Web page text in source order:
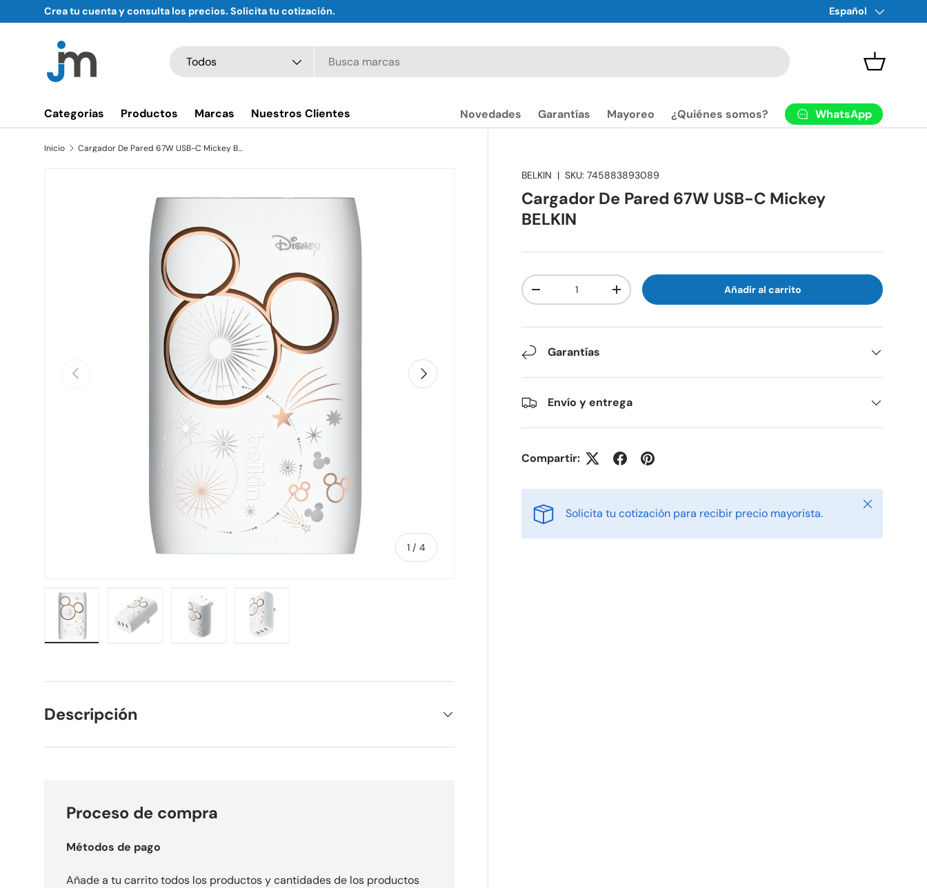
Ir al contenido
Crea tu cuenta y consulta los precios. Solicita tu cotización. Idioma
Español
Buscar
Tipo de producto
Todos Cesta
Categorias Productos Marcas Nuestros Clientes Novedades Garantías Mayoreo ¿Quiénes somos? WhatsApp
Inicio Cargador De Pared 67W USB-C Mickey BELKIN
Anterior
1 /de
4
Siguiente
BELKIN |SKU: 745883893089
Cargador De Pared 67W USB-C Mickey
BELKIN
Cant.
-
+ Añadir al carrito
Garantías
Envío y entrega
Compartir:
Solicita tu cotización para recibir precio mayorista.
Cerrar
Descripción
Proceso de compra
Métodos de pago
Añade a tu carrito todos los productos y cantidades de los productos